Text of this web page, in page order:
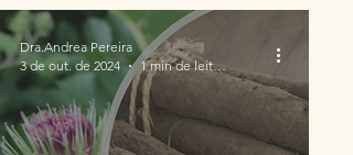
Dra.Andrea Pereira
3 de out. de 2024
1 min de leitura